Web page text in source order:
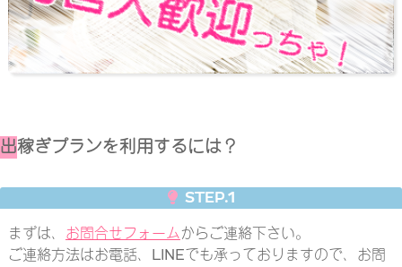
出稼ぎプランを利用するには？
STEP.1
まずは、 お問合せフォームからご連絡下さい。
ご連絡方法はお電話、LINEでも承っておりますので、お問